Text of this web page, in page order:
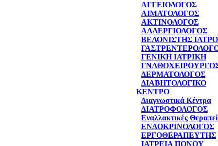
ΑΓΓΕΙΟΛΟΓΟΣ
ΑΙΜΑΤΟΛΟΓΟΣ
ΑΚΤΙΝΟΛΟΓΟΣ
ΑΛΛΕΡΓΙΟΛΟΓΟΣ
ΒΕΛΟΝΙΣΤΗΣ
ΓΕΝΙΚΗ ΙΑΤΡΙΚΗ
ΔΕΡΜΑΤΟΛΟΓΟΣ
ΔΙΑΒΗΤΟΛΟΓΙΚΟ
ΚΕΝΤΡΟ
Διαγνωστικά Κέντρα
ΔΙΑΤΡΟΦΟΛΟΓΟΣ
Εναλλακτικές
ΕΝΔΟΚΡΙΝΟΛΟΓΟΣ
ΕΡΓΟΘΕΡΑΠΕΥΤΗΣ
ΙΑΤΡΕΙΑ ΠΟΝΟΥ